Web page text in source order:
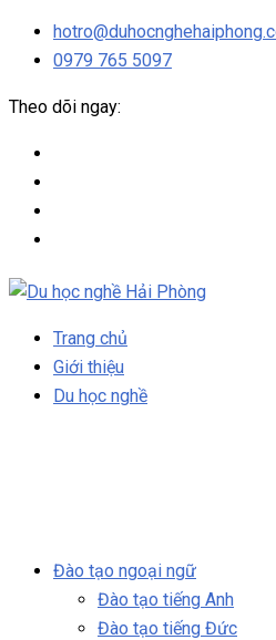
0979 765 5097
Theo dõi ngay:
Trang chủ
Giới thiệu
Du học nghề
Đào tạo ngoại ngữ
Đào tạo tiếng Anh
Đào tạo tiếng Đức